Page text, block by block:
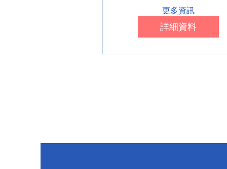
更多資訊
詳細資料